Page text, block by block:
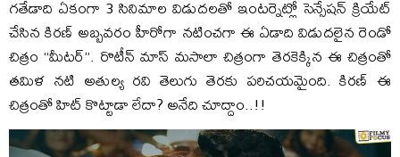
గతేడాది ఏకంగా 3 సినిమాల విడుదలతో ఇంటర్నెట్లో సెన్సేషన్ క్రియేట్
చేసిన కిరణ్ అబ్బవరం హీరోగా నటించగా ఈ ఏడాది విడుదలైన రెండో
చిత్రం “మీటర్”. రొటీన్ మాస్ మసాలా చిత్రంగా తెరకెక్కిన ఈ చిత్రంతో
తమిళ నటి అతుల్య రవి తెలుగు తెరకు పరిచయమైంది. కిరణ్ ఈ
చిత్రంతో హిట్ కొట్టాడా లేదా? అనేది చూద్దాం..!!